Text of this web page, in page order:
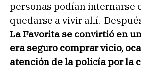
personas podían internarse
quedarse a vivir allí.
La Favorita se convirtió en
era seguro comprar vicio,
atención de la policía por la